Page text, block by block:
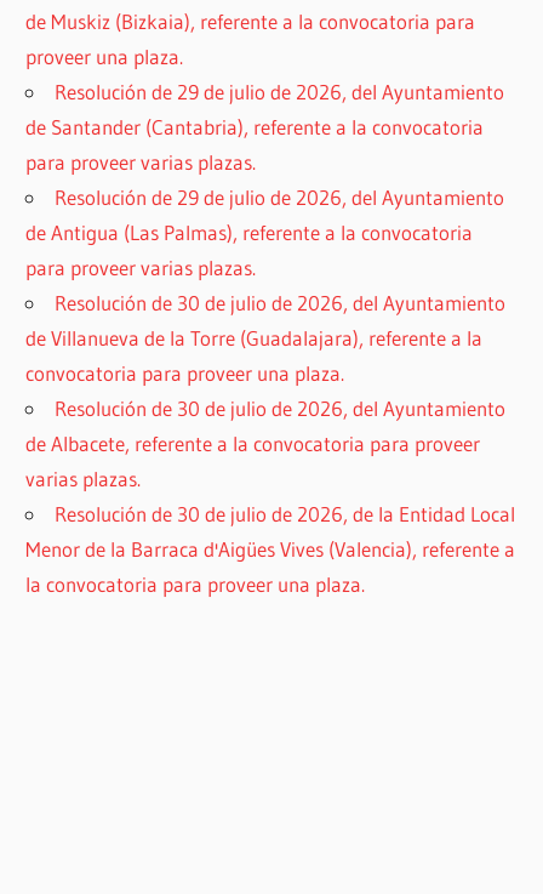
de Muskiz (Bizkaia), referente a la convocatoria para
proveer una plaza.
Resolución de 29 de julio de 2026, del Ayuntamiento
de Santander (Cantabria), referente a la convocatoria
para proveer varias plazas.
Resolución de 29 de julio de 2026, del Ayuntamiento
de Antigua (Las Palmas), referente a la convocatoria
para proveer varias plazas.
Resolución de 30 de julio de 2026, del Ayuntamiento
de Villanueva de la Torre (Guadalajara), referente a la
convocatoria para proveer una plaza.
Resolución de 30 de julio de 2026, del Ayuntamiento
de Albacete, referente a la convocatoria para proveer
varias plazas.
Resolución de 30 de julio de 2026, de la Entidad Local
Menor de la Barraca d'Aigües Vives (Valencia), referente a
la convocatoria para proveer una plaza.